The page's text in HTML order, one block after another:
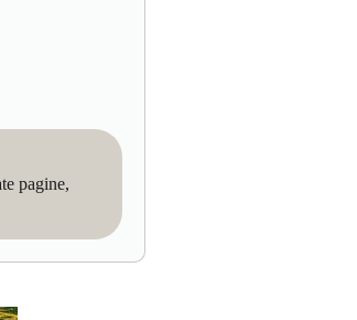
pagine,